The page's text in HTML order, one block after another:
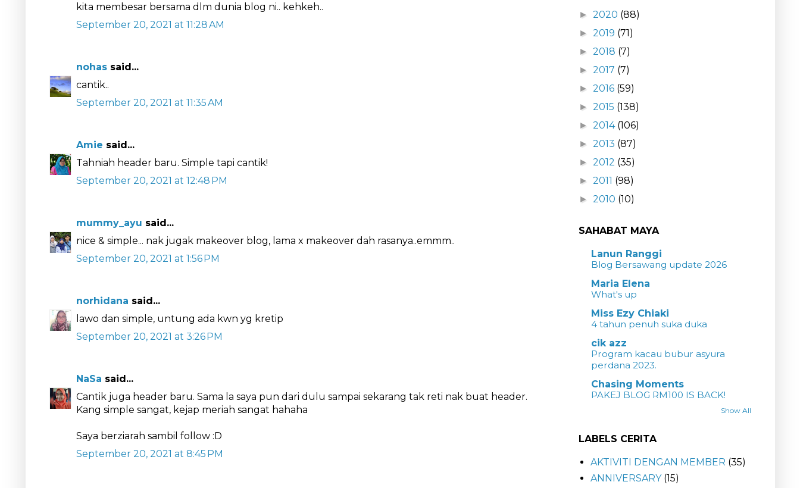
kita membesar bersama dlm dunia blog ni.. kehkeh..
September 20, 2021 at 11:28 AM
nohassaid...
cantik..
September 20, 2021 at 11:35 AM
Amie said...
Tahniah header baru. Simple tapi cantik!
September 20, 2021 at 12:48 PM
mummy_ayu said...
nice & simple... nak jugak makeover blog, lama x makeover dah rasanya..emmm..
September 20, 2021 at 1:56 PM
norhidana said...
lawo dan simple, untung ada kwn yg kretip
September 20, 2021 at 3:26 PM
NaSa said...
Cantik juga header baru. Sama la saya pun dari dulu sampai sekarang tak reti nak buat header.
Kang simple sangat, kejap meriah sangat hahaha
Saya berziarah sambil follow :D
September 20, 2021 at 8:45 PM
► 2020 (88)
► 2019 (71)
► 2018 (7)
► 2017 (7)
► 2016 (59)
► 2015 (138)
► 2014 (106)
► 2013 (87)
► 2012 (35)
► 2011 (98)
► 2010 (10)
SAHABAT MAYA
Lanun Ranggi
Blog Bersawang update 2026
Maria Elena
What's up
Miss Ezy Chiaki
4 tahun penuh suka duka
cik azz
Program kacau bubur asyura
perdana 2023.
Chasing Moments
PAKEJ BLOG RM100 IS BACK!
Show All
LABELS CERITA
AKTIVITI DENGAN MEMBER (35)
ANNIVERSARY (15)